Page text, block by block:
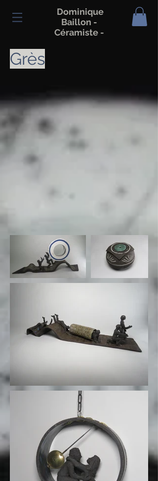
Dominique
Baillon -
Céramiste -
Grès